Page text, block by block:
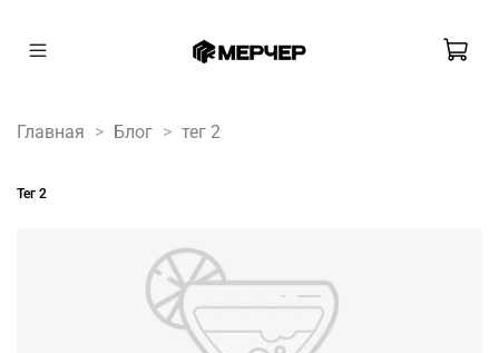
Главная Блог тег 2
тег 2